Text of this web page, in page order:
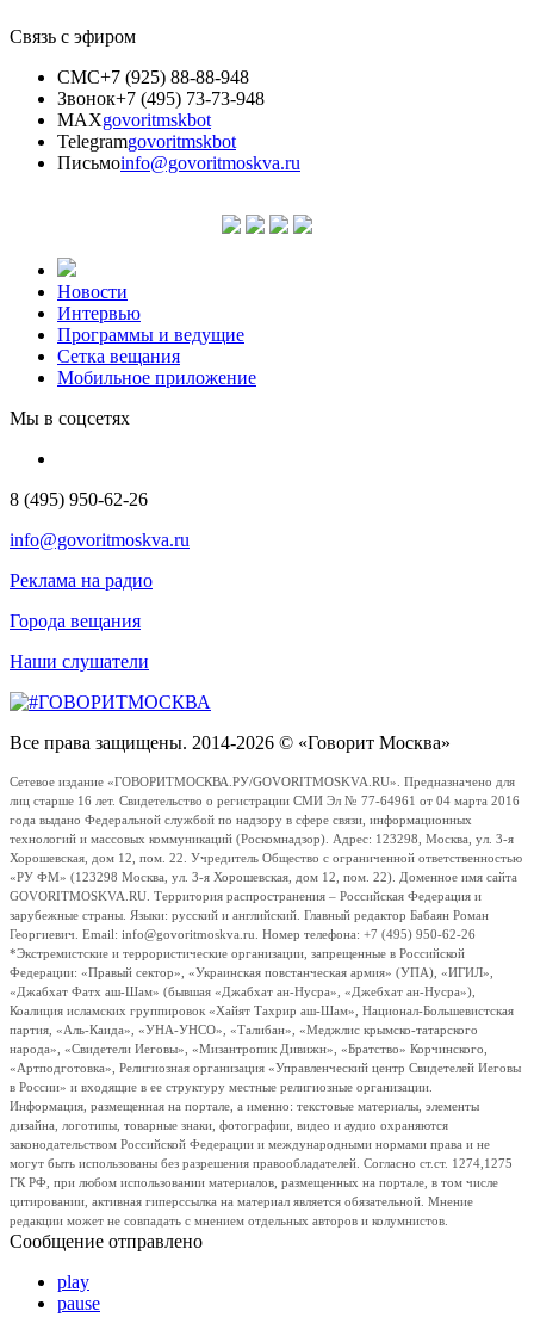
Связь с эфиром
СМС+7 (925) 88-88-948
Звонок+7 (495) 73-73-948
MAXgovoritmskbot
Telegramgovoritmskbot
Письмоinfo@govoritmoskva.ru
Новости
Интервью
Программы и ведущие
Сетка вещания
Мобильное приложение
Мы в соцсетях
8 (495) 950-62-26
info@govoritmoskva.ru
Реклама на радио
Города вещания
Наши слушатели
Все права защищены. 2014-2026 © «Говорит Москва»
Сетевое издание «ГОВОРИТМОСКВА.РУ/GOVORITMOSKVA.RU». Предназначено для
лиц старше 16 лет. Свидетельство о регистрации СМИ Эл № 77-64961 от 04 марта 2016
года выдано Федеральной службой по надзору в сфере связи, информационных
технологий и массовых коммуникаций (Роскомнадзор). Адрес: 123298, Москва, ул. 3-я
Хорошевская, дом 12, пом. 22. Учредитель Общество с ограниченной ответственностью
«РУ ФМ» (123298 Москва, ул. 3-я Хорошевская, дом 12, пом. 22). Доменное имя сайта
GOVORITMOSKVA.RU. Территория распространения – Российская Федерация и
зарубежные страны. Языки: русский и английский. Главный редактор Бабаян Роман
Георгиевич. Email: info@govoritmoskva.ru. Номер телефона: +7 (495) 950-62-26
*Экстремистские и террористические организации, запрещенные в Российской
Федерации: «Правый сектор», «Украинская повстанческая армия» (УПА), «ИГИЛ»,
«Джабхат Фатх аш-Шам» (бывшая «Джабхат ан-Нусра», «Джебхат ан-Нусра»),
Коалиция исламских группировок «Хайят Тахрир аш-Шам», Национал-Большевистская
партия, «Аль-Каида», «УНА-УНСО», «Талибан», «Меджлис крымско-татарского
народа», «Свидетели Иеговы», «Мизантропик Дивижн», «Братство» Корчинского,
«Артподготовка», Религиозная организация «Управленческий центр Свидетелей Иеговы
в России» и входящие в ее структуру местные религиозные организации.
Информация, размещенная на портале, а именно: текстовые материалы, элементы
дизайна, логотипы, товарные знаки, фотографии, видео и аудио охраняются
законодательством Российской Федерации и международными нормами права и не
могут быть использованы без разрешения правообладателей. Согласно ст.ст. 1274,1275
ГК РФ, при любом использовании материалов, размещенных на портале, в том числе
цитировании, активная гиперссылка на материал является обязательной. Мнение
редакции может не совпадать с мнением отдельных авторов и колумнистов.
Сообщение отправлено
play
pause